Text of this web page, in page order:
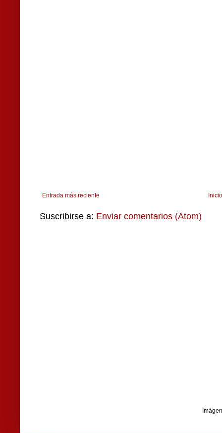
Entrada más reciente Inicio
Suscribirse a: Enviar comentarios (Atom)